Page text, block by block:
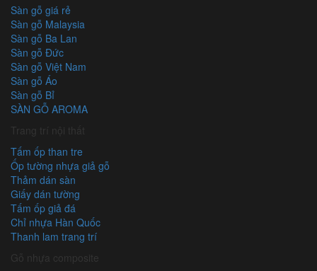
Sàn gỗ giá rẻ
Sàn gỗ Malaysia
Sàn gỗ Ba Lan
Sàn gỗ Đức
Sàn gỗ Việt Nam
Sàn gỗ Áo
Sàn gỗ Bỉ
SÀN GỖ AROMA
Trang trí nội thất
Tấm ốp than tre
Ốp tường nhựa giả gỗ
Thảm dán sàn
Giấy dán tường
Tấm ốp giả đá
Chỉ nhựa Hàn Quốc
Thanh lam trang trí
Gỗ nhựa composite